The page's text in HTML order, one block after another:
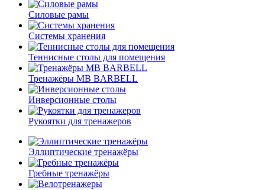
Силовые рамы
Системы хранения
Теннисные столы для помещения
Тренажёры MB BARBELL
Инверсионные столы
Рукоятки для тренажеров
Эллиптические тренажёры
Гребные тренажёры